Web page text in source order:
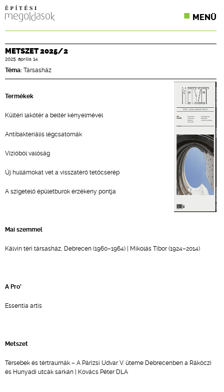
MENÜ
METSZET 2025/2
2025. április 14.
Téma: Társasház
Termékek
Kültéri lakótér a beltér kényelmével
Antibakteriális légcsatornák
Vízióból valóság
Új hullámokat vet a visszatérő tetőcserép
A szigetelő épületburok érzékeny pontja
Mai szemmel
Kálvin téri társasház, Debrecen (1960–1964) | Mikolás Tibor (1924–2014)
A Pro'
Essentia artis
Metszet
Térsebek és tértraumák – A Párizsi Udvar V. üteme Debrecenben a Rákóczi
és Hunyadi utcák sarkán | Kovács Péter DLA